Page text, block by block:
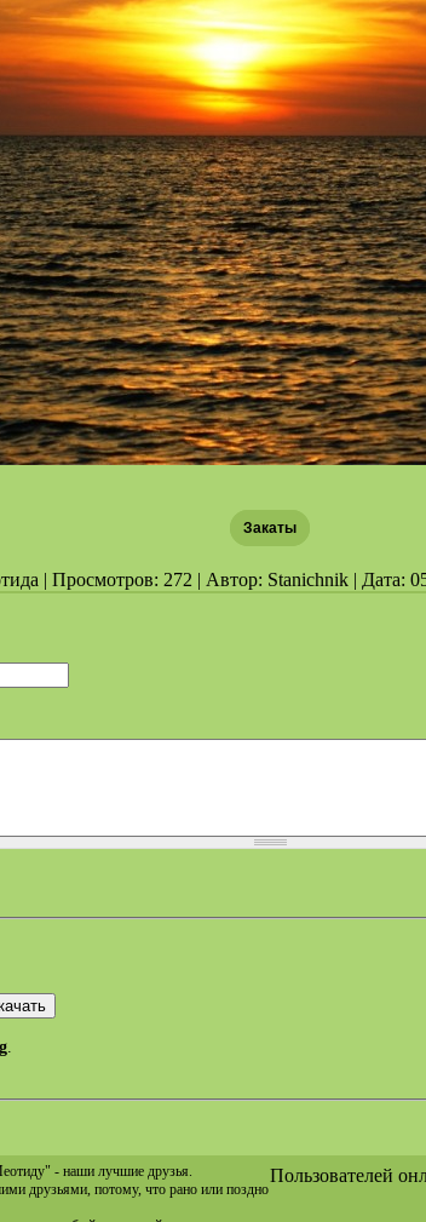
Закаты
| Просмотров: 272 | Автор: Stanichnik | Дата:
.
- наши лучшие друзья.
друзьями, потому, что рано или поздно
Пользователей